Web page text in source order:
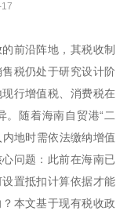
前沿阵地，其税收制
税仍处于研究设计阶
行增值税、消费税在
。随着海南自贸港“二
地时需依法缴纳增值
问题：此前在海南已
置抵扣计算依据才能
本文基于现有税收政